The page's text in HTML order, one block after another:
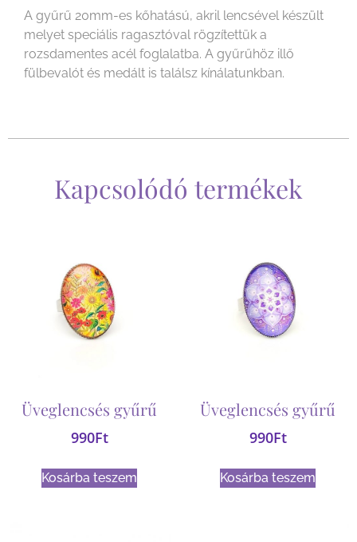
A gyűrű 20mm-es kőhatású, akril lencsével készült
melyet speciális ragasztóval rögzítettük a
rozsdamentes acél foglalatba. A gyűrűhöz illő
fülbevalót és medált is találsz kínálatunkban.
Kapcsolódó termékek
Üveglencsés gyűrű
990Ft
Kosárba teszem
Üveglencsés gyűrű
990Ft
Kosárba teszem